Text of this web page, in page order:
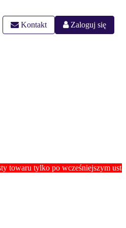
Kontakt Zaloguj się
po wcześniejszym ustaleniu